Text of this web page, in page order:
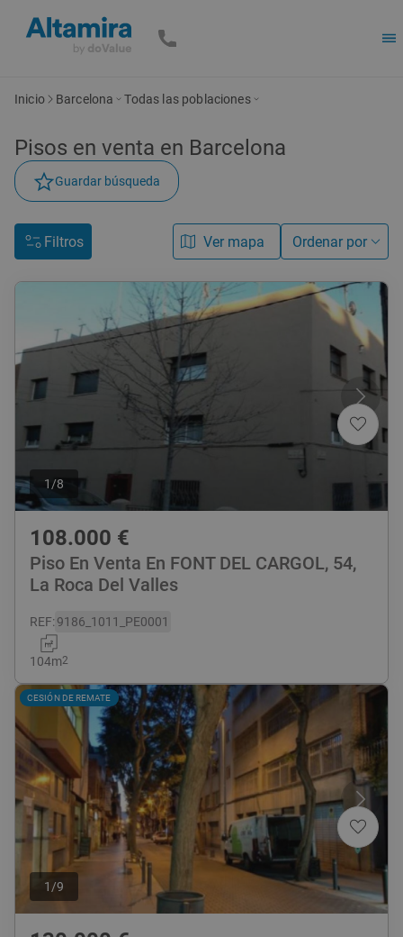
Inicio Barcelona Todas las poblaciones
Pisos en venta en Barcelona
Guardar búsqueda
Filtros Ver mapa Ordenar por
1 /8
108.000 €
Piso En Venta En FONT DEL CARGOL, 54,
La Roca Del Valles
REF:9186_1011_PE0001
104m2
1 /9
CESIÓN DE REMATE